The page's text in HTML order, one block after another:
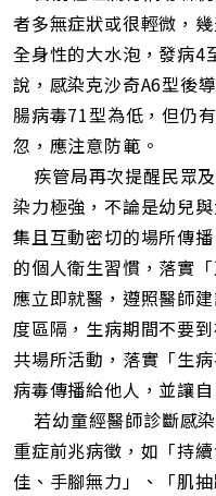
者多無症狀或很輕微，
全身性的大水泡，發病4
說，感染克沙奇A6型後
腸病毒71型為低，但仍
忽，應注意防範。
疾管局再次提醒民眾
染力極強，不論是幼兒
集且互動密切的場所傳
的個人衛生習慣，落實
應立即就醫，遵照醫師
度區隔，生病期間不要
共場所活動，落實「生
病毒傳播給他人，並讓
若幼童經醫師診斷感
重症前兆病徵，如「持
佳、手腳無力」、「肌